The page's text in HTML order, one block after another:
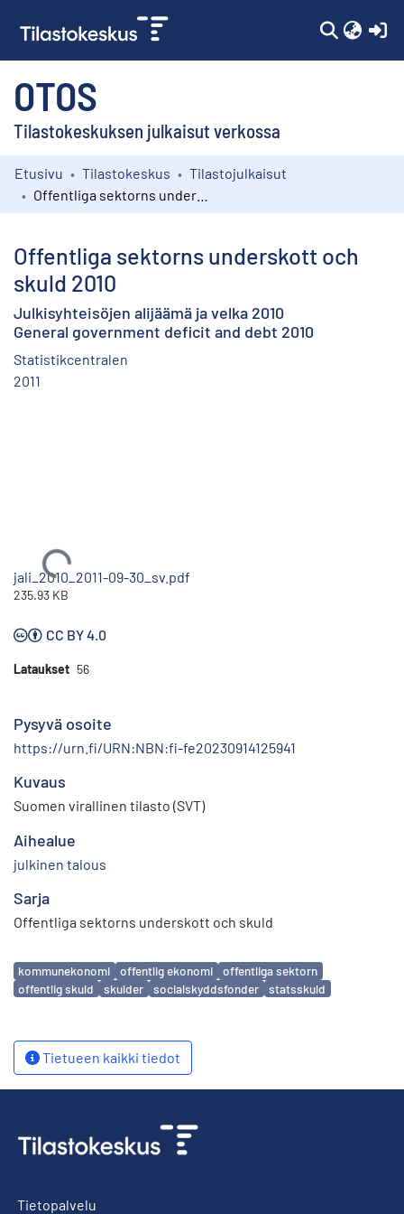
OTOS
Tilastokeskuksen julkaisut verkossa
Kokoelmat
Etusivu Tilastokeskus
Tilastojulkaisut
Offentliga sektorns underskott och
skuld 2010
Julkisyhteisöjen alijäämä ja velka 2010
General government deficit and debt 2010
Statistikcentralen
2011
Ladataan...
jali_2010_2011-09-30_sv.pdf
235.93 KB
CC BY 4.0
Lataukset 56
Pysyvä osoite
https://urn.fi/URN:NBN:fi-fe20230914125941
Kuvaus
Suomen virallinen tilasto (SVT)
Aihealue
julkinen talous
Sarja
Offentliga sektorns underskott och skuld
Avainsanat
kommunekonomi offentlig ekonomi
offentliga sektorn
offentlig skuld
skulder socialskyddsfonder statsskuld
Tietueen kaikki tiedot
Tietopalvelu